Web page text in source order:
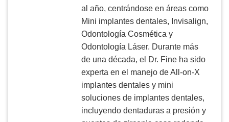
al año, centrándose en áreas como
Mini implantes dentales, Invisalign,
Odontología Cosmética y
Odontología Láser. Durante más
de una década, el Dr. Fine ha sido
experta en el manejo de All-on-X
implantes dentales y mini
soluciones de implantes dentales,
incluyendo dentaduras a presión y